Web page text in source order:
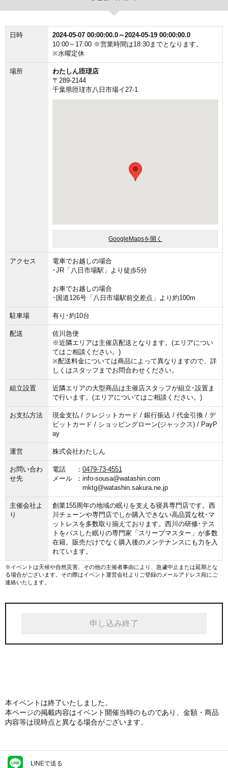
日時
2024-05-07 00:00:00.0～2024-05-19 00:00:00.0
10:00～17:00 ※営業時間は18:30までとなります。
※水曜定休
場所
わたしん匝瑳店
〒289-2144
千葉県匝瑳市八日市場イ27-1
GoogleMapsを開く
アクセス
電車でお越しの場合
･JR「八日市場駅」より徒歩5分
お車でお越しの場合
･国道126号「八日市場駅前交差点」より約100m
駐車場 有り･約10台
配送
佐川急便
※近隣エリアは主催店配送となります。(エリアについ
てはご相談ください。)
※配送料金については商品によって異なりますので、詳
しくはスタッフまでお問合わせください。
組立設置
近隣エリアの大型商品は主催店スタッフが組立･設置ま
で行います。(エリアについてはご相談ください。)
お支払方法
現金支払 / クレジットカード / 銀行振込 / 代金引換 / デ
ビットカード / ショッピングローン(ジャックス) / PayP
ay
運営 株式会社わたしん
お問い合わ
せ先
電話
0479-73-4551
メール
info-sousa@watashin.com
mktg@watashin.sakura.ne.jp
主催会社よ
り
創業155周年の地域の眠りを支える寝具専門店です。西
川チェーンや専門店でしか購入できない高品質な枕･マ
ットレスを多数取り揃えております。西川の研修･テス
トをパスした眠りの専門家「スリープマスター」が多数
在籍。販売だけでなく購入後のメンテナンスにも力を入
れています。
※イベントは天候や自然災害、その他の主催者事由により、急遽中止または延期とな
る場合がございます。その際はイベント運営会社よりご登録のメールアドレス宛にご
連絡いたします。
申し込み終了
本イベントは終了いたしました。
本ページの掲載内容はイベント開催当時のものであり、金額・商品
内容等は現時点と異なる場合がございます。
LINEで送る